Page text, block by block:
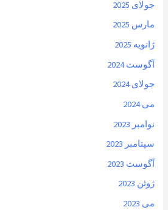
جولای 2025
مارس 2025
ژانویه 2025
آگوست 2024
جولای 2024
می 2024
نوامبر 2023
سپتامبر 2023
آگوست 2023
ژوئن 2023
می 2023